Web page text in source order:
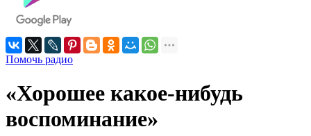
Помочь радио
«Хорошее какое-нибудь
воспоминание»